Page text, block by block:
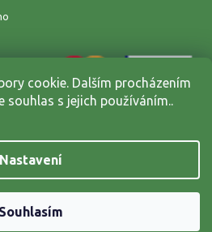
cookie. Dalším procházením
souhlas s jejich používáním..
Nastavení
Souhlasím
Shoptet
niti. Všechna práva vyhrazena.